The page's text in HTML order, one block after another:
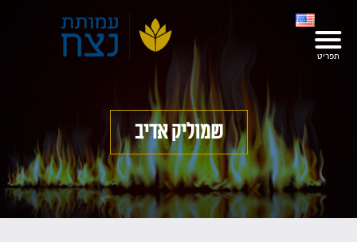
שמוליק אדיב